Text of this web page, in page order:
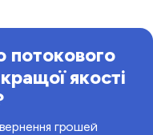
потокового
якості
грошей